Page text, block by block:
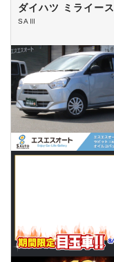
ダイハツ ミライース
SAⅢ